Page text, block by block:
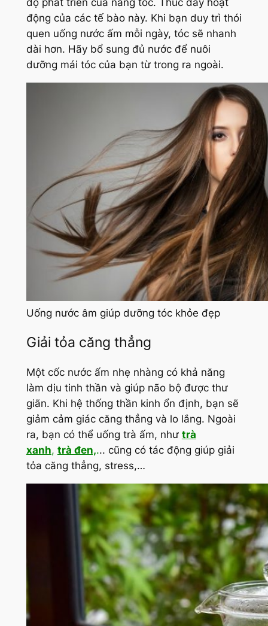
động của các tế bào này. Khi bạn duy trì thói
quen uống nước ấm mỗi ngày, tóc sẽ nhanh
dài hơn. Hãy bổ sung đủ nước để nuôi
dưỡng mái tóc của bạn từ trong ra ngoài.
Uống nước âm giúp dưỡng tóc khỏe đẹp
Giải tỏa căng thẳng
Một cốc nước ấm nhẹ nhàng có khả năng
làm dịu tinh thần và giúp não bộ được thư
giãn. Khi hệ thống thần kinh ổn định, bạn sẽ
giảm cảm giác căng thẳng và lo lắng. Ngoài
ra, bạn có thể uống trà ấm, như trà
xanh, trà đen,... cũng có tác động giúp giải
tỏa căng thẳng, stress,…